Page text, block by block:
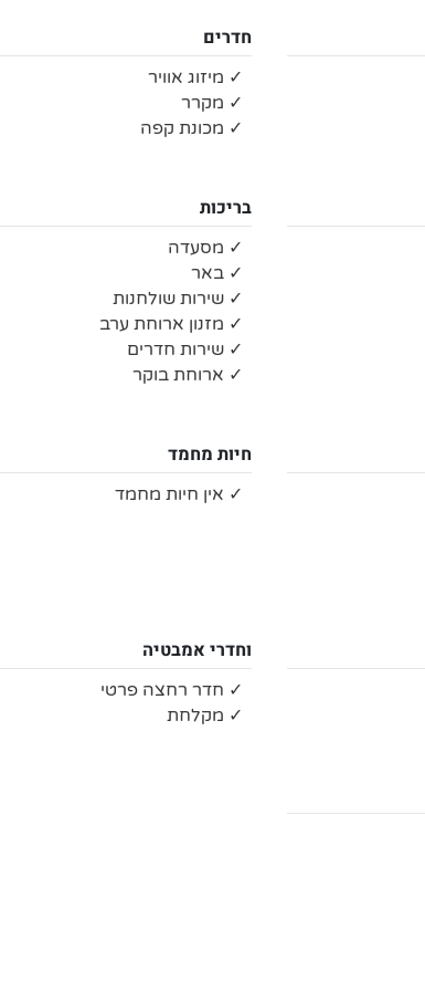
חדרים
✓ מיזוג אוויר
✓ מקרר
✓ מכונת קפה
בריכות
✓ מסעדה
✓ באר
✓ שירות שולחנות
✓ מזנון ארוחת ערב
✓ שירות חדרים
✓ ארוחת בוקר
חיות מחמד
✓ אין חיות מחמד
וחדרי אמבטיה
✓ חדר רחצה פרטי
✓ מקלחת